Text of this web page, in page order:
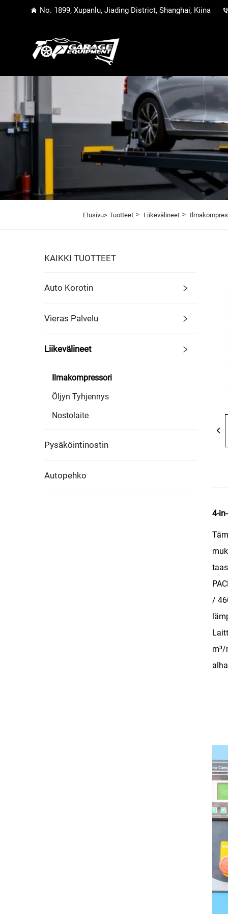
No. 1899, Xupanlu, Jiading District, Shanghai, Kiina
Etusivu> Tuotteet> Liikevälineet>
KAIKKI TUOTTEET
Auto Korotin
Vieras Palvelu
Liikevälineet
Ilmakompressori
Öljyn Tyhjennys
Nostolaite
Pysäköintinostin
Autopehko
4-
/